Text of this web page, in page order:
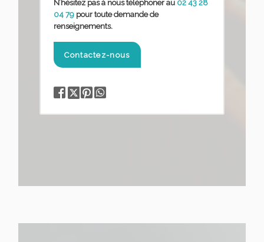
N’hésitez pas à nous téléphonerau 02 43 28
04 79 pour toute demande de
renseignements.
Contactez-nous